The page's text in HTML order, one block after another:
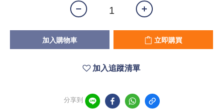
加入購物車 立即購買
加入追蹤清單
分享到